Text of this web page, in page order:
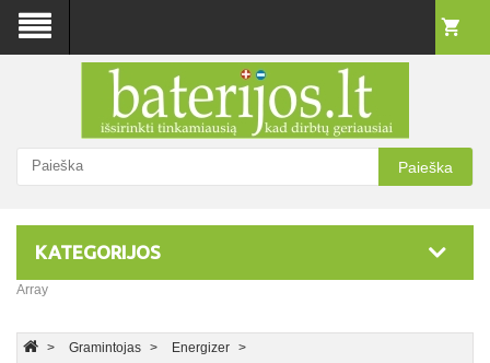
Paieška
KATEGORIJOS
Array
Gramintojas Energizer